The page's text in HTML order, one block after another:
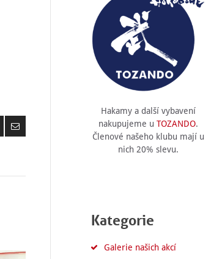
Hakamy a další vybavení
nakupujeme u TOZANDO.
Členové našeho klubu mají u
nich 20% slevu.
Kategorie
Galerie našich akcí